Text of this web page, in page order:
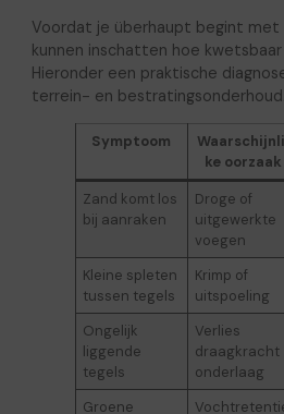
Voordat je überhaupt begint met
kunnen inschatten hoe
Hieronder een praktische
terrein- en bestratingsonderhoud.
Symptoom
ke oorzaak
Zand komt los
bij aanraken
Droge of
uitgewerkte
voegen
Kleine spleten
tussen tegels
Krimp of
uitspoeling
Ongelijk
liggende
tegels
Verlies
draagkracht
onderlaag
Groene